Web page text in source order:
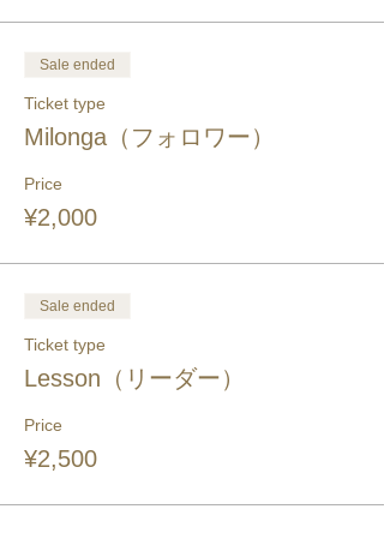
Sale ended
Ticket type
Milonga（フォロワー）
Price
¥2,000
Sale ended
Ticket type
Lesson（リーダー）
Price
¥2,500